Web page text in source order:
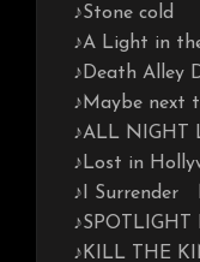
♪Stone cold
♪A Light in
♪Death Alley
♪Maybe next
♪ALL NIGHT
♪Lost in
♪I Surrender
♪SPOTLIGHT
♪KILL THE